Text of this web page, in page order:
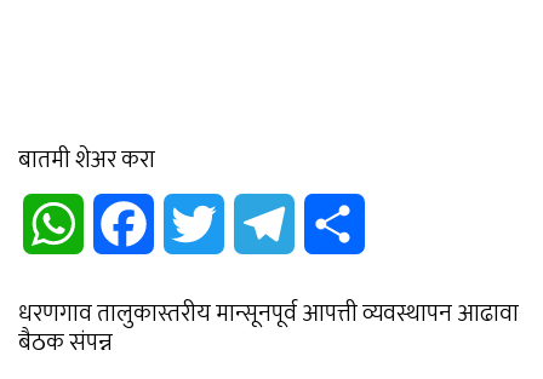
बातमी शेअर करा
WhatsApp Facebook Twitter Telegram
धरणगाव तालुकास्तरीय मान्सूनपूर्व आपत्ती व्यवस्थापन आढावा
बैठक संपन्न